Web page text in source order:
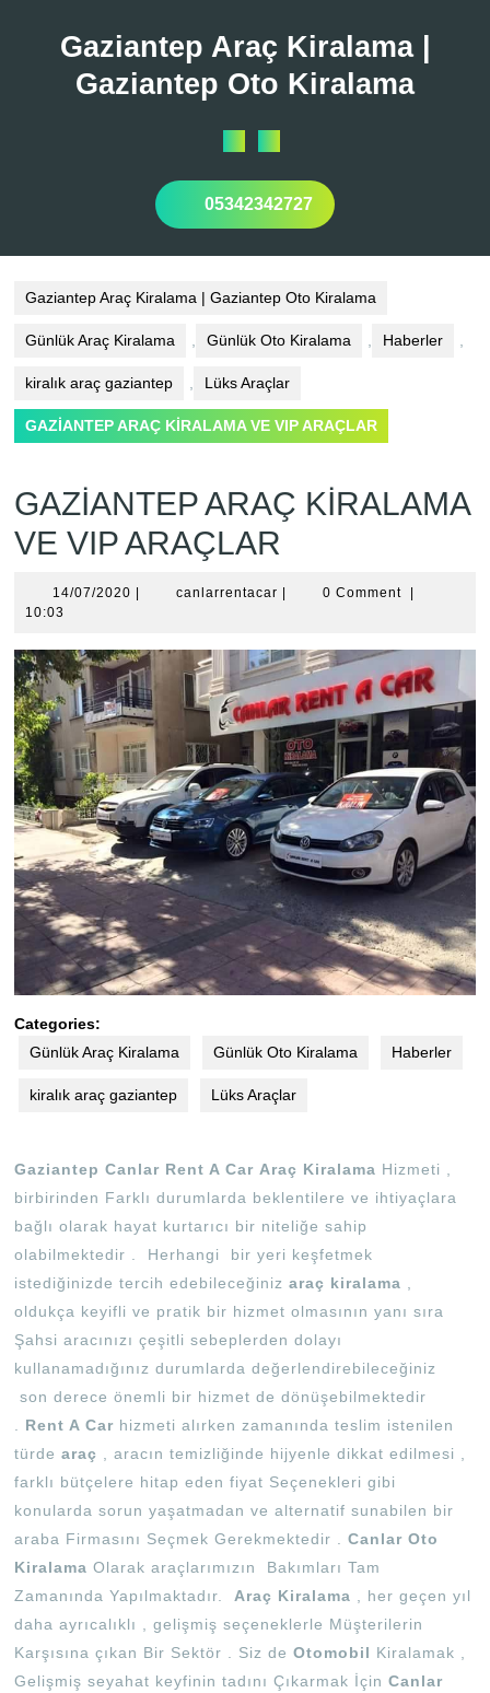
Gaziantep Araç Kiralama |
Gaziantep Oto Kiralama
Open
Button
05342342727
Gaziantep Araç Kiralama | Gaziantep Oto Kiralama
Günlük Araç Kiralama , Günlük Oto Kiralama , Haberler ,
kiralık araç gaziantep , Lüks Araçlar
GAZİANTEP ARAÇ KİRALAMA VE VIP ARAÇLAR
GAZİANTEP ARAÇ KİRALAMA
VE VIP ARAÇLAR
14/07/2020 14/07/2020canlarrentacar canlarrentacar
0 Comment
10:03
Categories:
Günlük Araç Kiralama
Günlük Oto Kiralama Haberler
kiralık araç gaziantep Lüks Araçlar
Gaziantep Canlar Rent A Car Araç Kiralama Hizmeti ,
birbirinden Farklı durumlarda beklentilere ve ihtiyaçlara
bağlı olarak hayat kurtarıcı bir niteliğe sahip
olabilmektedir . Herhangi bir yeri keşfetmek
istediğinizde tercih edebileceğinizaraç kiralama ,
oldukça keyifli ve pratik bir hizmet olmasının yanı sıra
Şahsi aracınızı çeşitli sebeplerden dolayı
kullanamadığınız durumlarda değerlendirebileceğiniz
son derece önemli bir hizmet de dönüşebilmektedir
. Rent A Car hizmeti alırken zamanında teslim istenilen
türdearaç , aracın temizliğinde hijyenle dikkat edilmesi ,
farklı bütçelere hitap eden fiyat Seçenekleri gibi
konularda sorun yaşatmadan ve alternatif sunabilen bir
araba Firmasını Seçmek Gerekmektedir .Canlar Oto
Kiralama Olarak araçlarımızın Bakımları Tam
Zamanında Yapılmaktadır.Araç Kiralama , her geçen yıl
daha ayrıcalıklı , gelişmiş seçeneklerle Müşterilerin
Karşısına çıkan Bir Sektör . Siz deOtomobil Kiralamak ,
Gelişmiş seyahat keyfinin tadını Çıkarmak İçinCanlar